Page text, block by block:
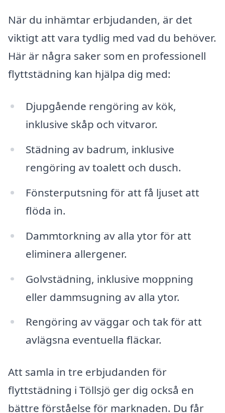
När du inhämtar erbjudanden, är det
viktigt att vara tydlig med vad du behöver.
Här är några saker som en professionell
flyttstädning kan hjälpa dig med:
Djupgående rengöring av kök,
inklusive skåp och vitvaror.
Städning av badrum, inklusive
rengöring av toalett och dusch.
Fönsterputsning för att få ljuset att
flöda in.
Dammtorkning av alla ytor för att
eliminera allergener.
Golvstädning, inklusive moppning
eller dammsugning av alla ytor.
Rengöring av väggar och tak för att
avlägsna eventuella fläckar.
Att samla in tre erbjudanden för
flyttstädning i Töllsjö ger dig också en
bättre förståelse för marknaden. Du får